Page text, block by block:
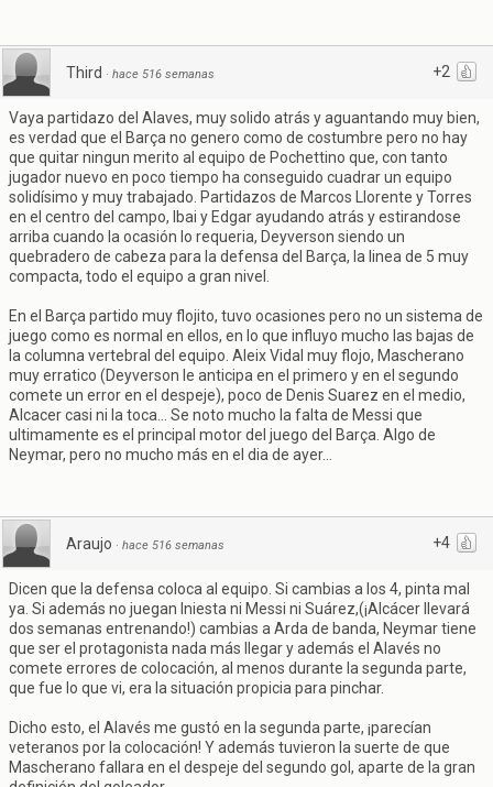
+2
Third · hace 516 semanas
Vaya partidazo del Alaves, muy solido atrás y aguantando muy bien,
es verdad que el Barça no genero como de costumbre pero no hay
que quitar ningun merito al equipo de Pochettino que, con tanto
jugador nuevo en poco tiempo ha conseguido cuadrar un equipo
solidísimo y muy trabajado. Partidazos de Marcos Llorente y Torres
en el centro del campo, Ibai y Edgar ayudando atrás y estirandose
arriba cuando la ocasión lo requeria, Deyverson siendo un
quebradero de cabeza para la defensa del Barça, la linea de 5 muy
compacta, todo el equipo a gran nivel.
En el Barça partido muy flojito, tuvo ocasiones pero no un sistema de
juego como es normal en ellos, en lo que influyo mucho las bajas de
la columna vertebral del equipo. Aleix Vidal muy flojo, Mascherano
muy erratico (Deyverson le anticipa en el primero y en el segundo
comete un error en el despeje), poco de Denis Suarez en el medio,
Alcacer casi ni la toca... Se noto mucho la falta de Messi que
ultimamente es el principal motor del juego del Barça. Algo de
Neymar, pero no mucho más en el dia de ayer...
+4
Araujo · hace 516 semanas
Dicen que la defensa coloca al equipo. Si cambias a los 4, pinta mal
ya. Si además no juegan Iniesta ni Messi ni Suárez,(¡Alcácer llevará
dos semanas entrenando!) cambias a Arda de banda, Neymar tiene
que ser el protagonista nada más llegar y además el Alavés no
comete errores de colocación, al menos durante la segunda parte,
que fue lo que vi, era la situación propicia para pinchar.
Dicho esto, el Alavés me gustó en la segunda parte, ¡parecían
veteranos por la colocación! Y además tuvieron la suerte de que
Mascherano fallara en el despeje del segundo gol, aparte de la gran